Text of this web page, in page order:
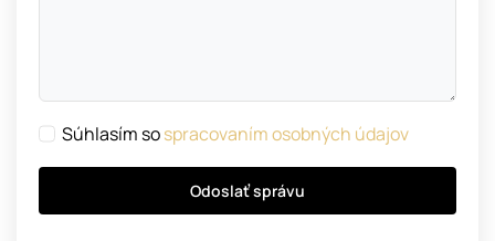
Súhlasím sospracovaním osobných údajov
Odoslať správu